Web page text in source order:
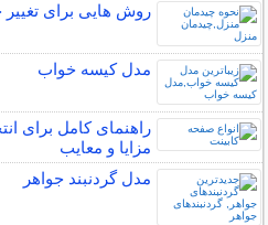
روش هایی برای
مدل کیسه خواب
راهنمای کامل برای
مزایا و معایب
مدل گردنبند جواهر